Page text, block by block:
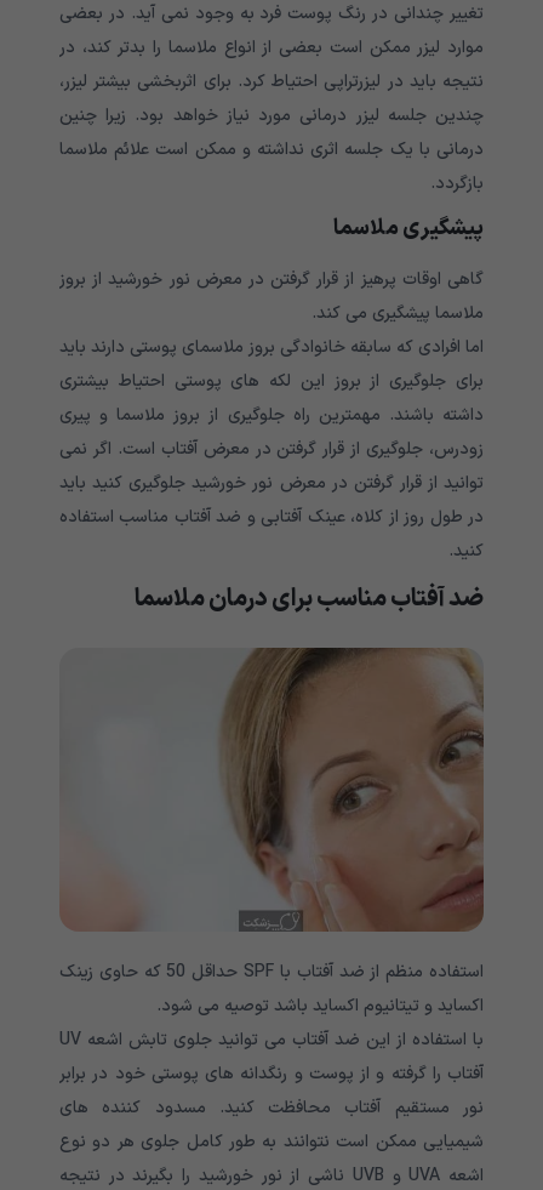
تغییر چندانی در رنگ پوست فرد به وجود نمی آید. در بعضی
موارد لیزر ممکن است بعضی از انواع ملاسما را بدتر کند، در
نتیجه باید در لیزرتراپی احتیاط کرد. برای اثربخشی بیشتر لیزر،
چندین جلسه لیزر درمانی مورد نیاز خواهد بود. زیرا چنین
درمانی با یک جلسه اثری نداشته و ممکن است علائم ملاسما
بازگردد.
پیشگیری ملاسما
گاهی اوقات پرهیز از قرار گرفتن در معرض نور خورشید از بروز
ملاسما پیشگیری می کند.
اما افرادی که سابقه خانوادگی بروز ملاسمای پوستی دارند باید
برای جلوگیری از بروز این لکه های پوستی احتیاط بیشتری
داشته باشند. مهمترین راه جلوگیری از بروز ملاسما و پیری
زودرس، جلوگیری از قرار گرفتن در معرض آفتاب است. اگر نمی
توانید از قرار گرفتن در معرض نور خورشید جلوگیری کنید باید
در طول روز از کلاه، عینک آفتابی و ضد آفتاب مناسب استفاده
کنید.
ضد آفتاب مناسب برای درمان ملاسما
استفاده منظم از ضد آفتاب با SPF حداقل 50 که حاوی زینک
اکساید و تیتانیوم اکساید باشد توصیه می شود.
با استفاده از این ضد آفتاب می توانید جلوی تابش اشعه UV
آفتاب را گرفته و از پوست و رنگدانه های پوستی خود در برابر
نور مستقیم آفتاب محافظت کنید. مسدود کننده های
شیمیایی ممکن است نتوانند به طور کامل جلوی هر دو نوع
اشعه UVA و UVB ناشی از نور خورشید را بگیرند در نتیجه